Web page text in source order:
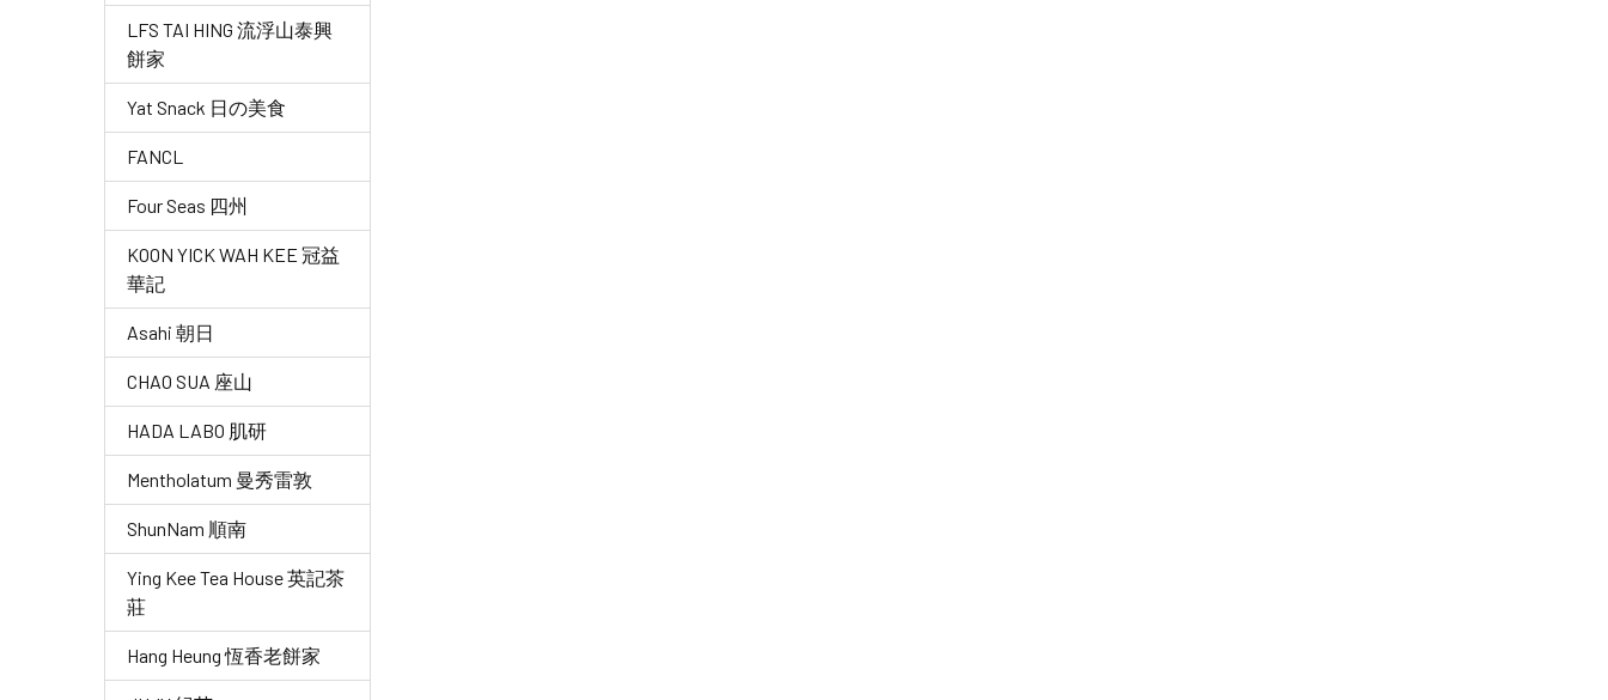
LFS TAI HING 流浮山泰興
餅家
Yat Snack 日の美食
FANCL
Four Seas 四州
KOON YICK WAH KEE 冠益
華記
Asahi 朝日
CHAO SUA 座山
HADA LABO 肌研
Mentholatum 曼秀雷敦
ShunNam 順南
Ying Kee Tea House 英記茶
莊
Hang Heung 恆香老餅家